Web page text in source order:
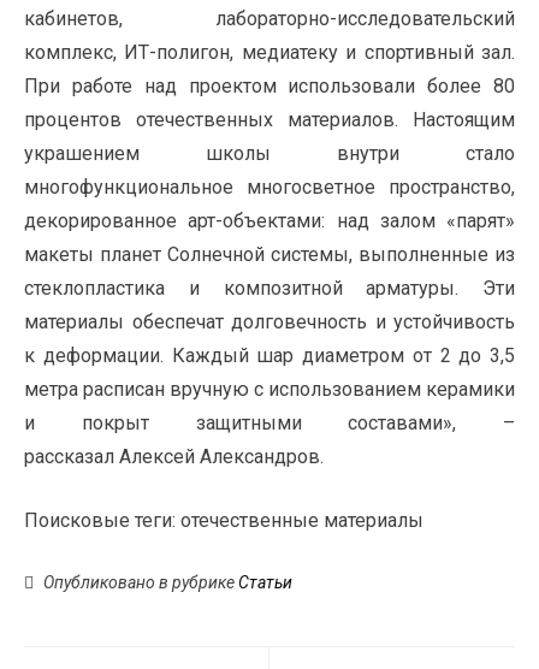
кабинетов, лабораторно-исследовательский
комплекс, ИТ-полигон, медиатеку и спортивный зал.
При работе над проектом использовали более 80
процентов отечественных материалов. Настоящим
украшением школы внутри стало
многофункциональное многосветное пространство,
декорированное арт-объектами: над залом «парят»
макеты планет Солнечной системы, выполненные из
стеклопластика и композитной арматуры. Эти
материалы обеспечат долговечность и устойчивость
к деформации. Каждый шар диаметром от 2 до 3,5
метра расписан вручную с использованием керамики
и покрыт защитными составами», –
рассказал Алексей Александров.
Поисковые теги: отечественные материалы
Опубликовано в рубрикеСтатьи